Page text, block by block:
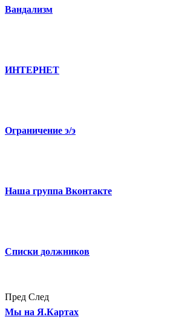
Вандализм
ИНТЕРНЕТ
Ограничение э/э
Наша группа Вконтакте
Списки должников
Мы на Я.Картах
Пред След